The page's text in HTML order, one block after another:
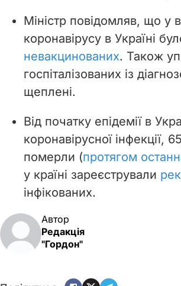
Міністр повідомляв, що у
коронавірусу в Україні
невакцинованих. Також
госпіталізованих із
щеплені.
Від початку епідемії в
коронавірусної інфекції,
померли (протягом
у країні зареєстрували
інфікованих.
Автор
Редакція
"Гордон"